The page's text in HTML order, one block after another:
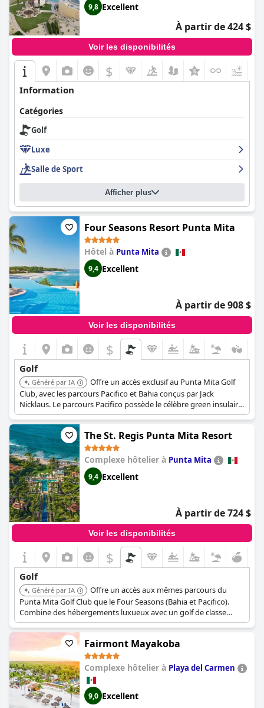
9,8 Excellent
À partir de 424 $
Voir les disponibilités
$
Information
Catégories
Golf
Luxe
Salle de Sport
Afficher plus
Four Seasons Resort Punta Mita
Hôtel à Punta Mita
9,4 Excellent
À partir de 908 $
Voir les disponibilités
$
Golf
Généré par IA
Offre un accès exclusif au Punta Mita Golf
Club, avec les parcours Pacifico et Bahia conçus par Jack
Nicklaus. Le parcours Pacifico possède le célèbre green insulaire
naturel 'Tail of the Whale', tandis que le parcours Bahia offre un
jeu stimulant avec vue sur l'océan. Les clients bénéficient d'un
service de première classe, comprenant des accompagnateurs
sur le parcours et des équipements haut de gamme.
The St. Regis Punta Mita Resort
Complexe hôtelier à Punta Mita
9,4 Excellent
À partir de 724 $
Voir les disponibilités
$
Golf
Généré par IA
Offre un accès aux mêmes parcours du
Punta Mita Golf Club que le Four Seasons (Bahia et Pacifico).
Combine des hébergements luxueux avec un golf de classe
mondiale, ce qui en fait un lieu idéal pour les voyageurs golfeurs
exigeants. Dispose d'un service de conciergerie dédié pour
organiser les heures de départ et le transport.
Fairmont Mayakoba
Complexe hôtelier à Playa del Carmen
9,0 Excellent